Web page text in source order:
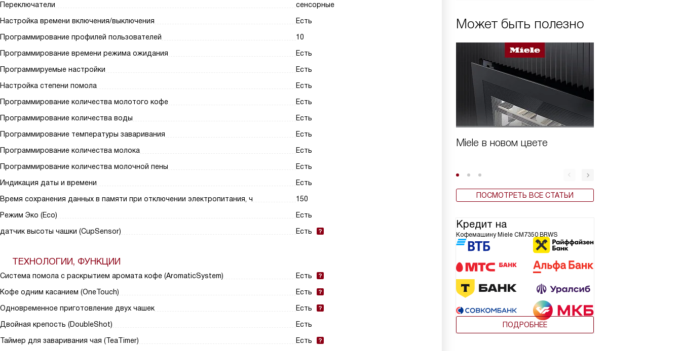
Может быть полезно
Miele в новом цвете
ПОСМОТРЕТЬ ВСЕ СТАТЬИ
Кредит на
Кофемашину Miele CM7350 BRWS
ПОДРОБНЕЕ
Переключатели
сенсорные
Настройка времени включения/выключения
Есть
Программирование профилей пользователей
10
Программирование времени режима ожидания
Есть
Программируемые настройки
Есть
Настройка степени помола
Есть
Программирование количества молотого кофе
Есть
Программирование количества воды
Есть
Программирование температуры заваривания
Есть
Программирование количества молока
Есть
Программирование количества молочной пены
Есть
Индикация даты и времени
Есть
Время сохранения данных в памяти при отключении электропитания, ч
150
Режим Эко (Eco)
Есть
датчик высоты чашки (CupSensor)
Есть
ТЕХНОЛОГИИ, ФУНКЦИИ
Система помола с раскрытием аромата кофе (AromaticSystem)
Есть
Кофе одним касанием (OneTouch)
Есть
Одновременное приготовление двух чашек
Есть
Двойная крепость (DoubleShot)
Есть
Таймер для заваривания чая (TeaTimer)
Есть